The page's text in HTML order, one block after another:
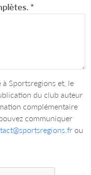
*
Sportsregions et, le
du club auteur
complémentaire
communiquer
ou